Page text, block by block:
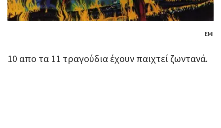
ΕΜΙ
10 απο τα 11 τραγούδια έχουν παιχτεί ζωντανά.